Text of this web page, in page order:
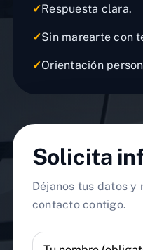
✓Respuesta clara.
✓Sin marearte con
✓Orientación
Solicita
Déjanos tus datos y
contacto contigo.